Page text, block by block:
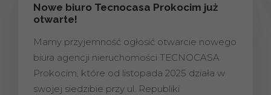
Nowe biuro Tecnocasa Prokocim już
otwarte!
Mamy przyjemność ogłosić otwarcie nowego
biura agencji nieruchomości TECNOCASA
Prokocim, które od listopada 2025 działa w
swojej siedzibie przy ul. Republiki